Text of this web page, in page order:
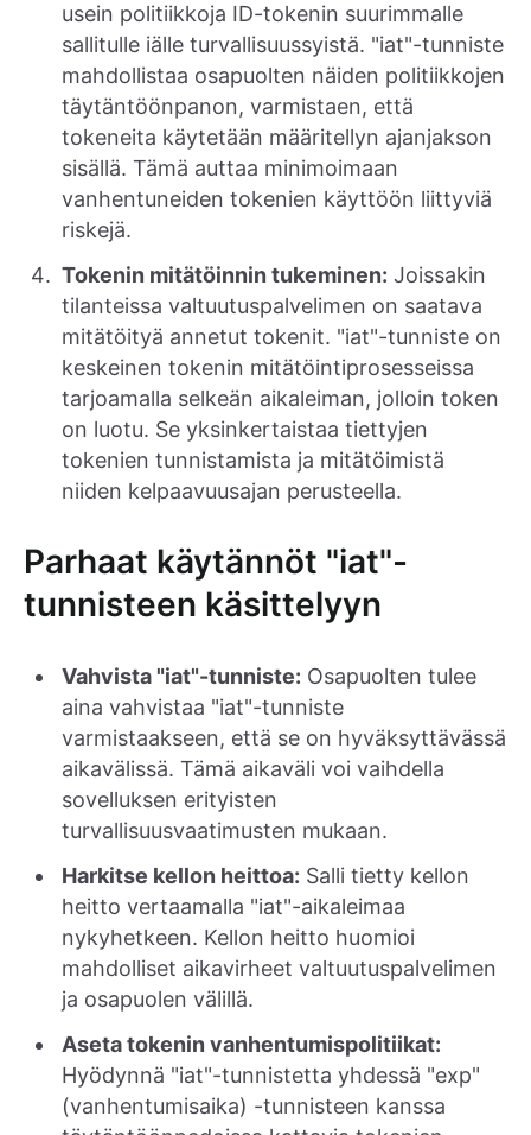
usein politiikkoja ID-tokenin suurimmalle
sallitulle iälle turvallisuussyistä. "iat"-tunniste
mahdollistaa osapuolten näiden politiikkojen
täytäntöönpanon, varmistaen, että
tokeneita käytetään määritellyn ajanjakson
sisällä. Tämä auttaa minimoimaan
vanhentuneiden tokenien käyttöön liittyviä
riskejä.
Tokenin mitätöinnin tukeminen: Joissakin
tilanteissa valtuutuspalvelimen on saatava
mitätöityä annetut tokenit. "iat"-tunniste on
keskeinen tokenin mitätöintiprosesseissa
tarjoamalla selkeän aikaleiman, jolloin token
on luotu. Se yksinkertaistaa tiettyjen
tokenien tunnistamista ja mitätöimistä
niiden kelpaavuusajan perusteella.
Parhaat käytännöt "iat"-
tunnisteen käsittelyyn
Vahvista "iat"-tunniste: Osapuolten tulee
aina vahvistaa "iat"-tunniste
varmistaakseen, että se on hyväksyttävässä
aikavälissä. Tämä aikaväli voi vaihdella
sovelluksen erityisten
turvallisuusvaatimusten mukaan.
Harkitse kellon heittoa: Salli tietty kellon
heitto vertaamalla "iat"-aikaleimaa
nykyhetkeen. Kellon heitto huomioi
mahdolliset aikavirheet valtuutuspalvelimen
ja osapuolen välillä.
Aseta tokenin vanhentumispolitiikat:
Hyödynnä "iat"-tunnistetta yhdessä "exp"
(vanhentumisaika) -tunnisteen kanssa